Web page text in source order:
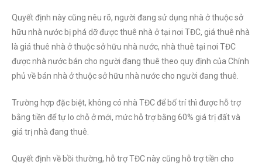
Quyết định này cũng nêu rõ, người đang sử dụng nhà ở thuộc sở
hữu nhà nước bị phá dỡ được thuê nhà ở tại nơi TĐC, giá thuê nhà
là giá thuê nhà ở thuộc sở hữu nhà nước, nhà thuê tại nơi TĐC
được nhà nước bán cho người đang thuê theo quy định của Chính
phủ về bán nhà ở thuộc sở hữu nhà nước cho người đang thuê.
Trường hợp đặc biệt, không có nhà TĐC để bố trí thì được hỗ trợ
bằng tiền để tự lo chỗ ở mới, mức hỗ trợ bằng 60% giá trị đất và
giá trị nhà đang thuê.
Quyết định về bồi thường, hỗ trợ TĐC này cũng hỗ trợ tiền cho